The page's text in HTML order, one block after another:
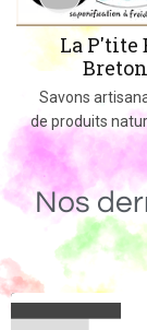
L'Ile aux
Fabricateur
en branche
Nos